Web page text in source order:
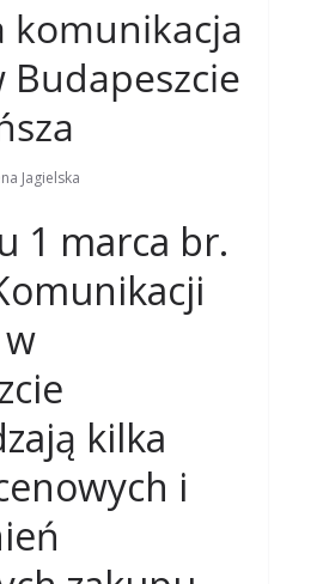
komunikacja
Budapeszcie
Jagielska
1 marca br.
kilka
i